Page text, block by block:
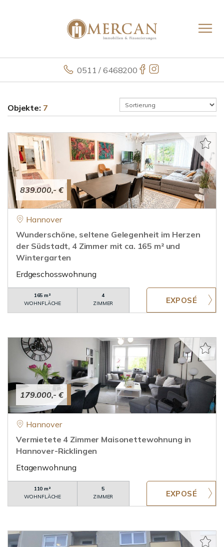
0511 / 6468200
Objekte: 7
839.000,- €
Hannover
Wunderschöne, seltene Gelegenheit im Herzen
der Südstadt, 4 Zimmer mit ca. 165 m² und
Wintergarten
Erdgeschosswohnung
165 m²
WOHNFLÄCHE
4
ZIMMER
179.000,- €
Hannover
Vermietete 4 Zimmer Maisonettewohnung in
Hannover-Ricklingen
Etagenwohnung
110 m²
WOHNFLÄCHE
5
ZIMMER